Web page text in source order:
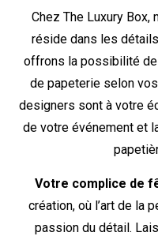
Chez The Luxury Box,
réside dans les
offrons la possibilité
de papeterie selon
designers sont à votre
de votre événement et
Votre complice de
création, où l’art de la
passion du détail.